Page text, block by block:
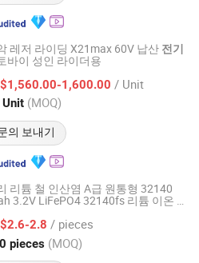
레저 라이딩 X21max 60V 납산 전기
바이 성인 라이더용
1,600.00 / Unit
(MOQ)
의 보내기
Co., Ltd.
이후 2026
리튬 철 인산염 A급 원통형 32140
3.2V LiFePO4 32140fs 리튬 이온 배
2.8 / pieces
pieces (MOQ)
Technology Limited
이후 2025